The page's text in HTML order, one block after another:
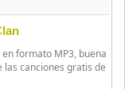
en formato MP3, buena
las canciones gratis de